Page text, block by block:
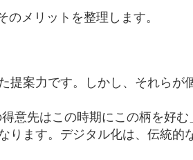
メリットを整理します。
提案力です。しかし、それらが
意先はこの時期にこの柄を好む
ります。デジタル化は、伝統的